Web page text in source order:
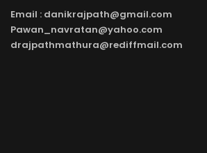
Email : danikrajpath@gmail.com
Pawan_navratan@yahoo.com
drajpathmathura@rediffmail.com